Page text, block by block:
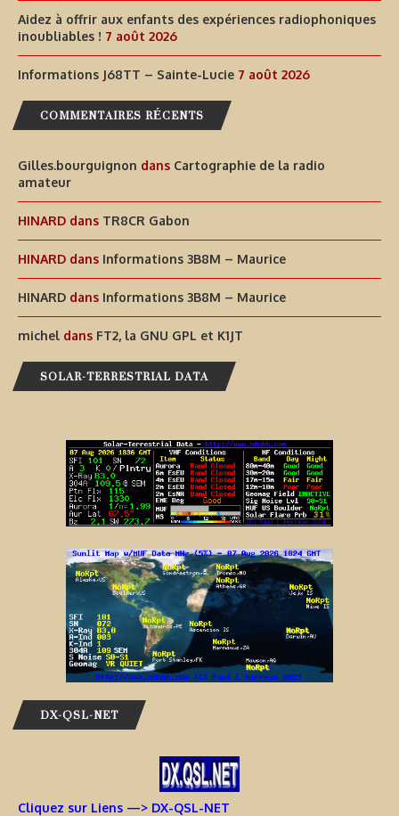
Aidez à offrir aux enfants des expériences radiophoniques
inoubliables ! 7 août 2026
Informations J68TT – Sainte-Lucie 7 août 2026
COMMENTAIRES RÉCENTS
Gilles.bourguignon dans Cartographie de la radio
amateur
HINARD dans TR8CR Gabon
HINARD dans Informations 3B8M – Maurice
HINARD dans Informations 3B8M – Maurice
michel dans FT2, la GNU GPL et K1JT
SOLAR-TERRESTRIAL DATA
DX-QSL-NET
Cliquez sur Liens —> DX-QSL-NET